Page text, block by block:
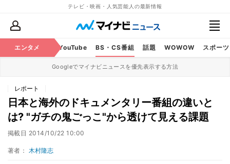
テレビ・映画・人気芸能人の最新情報
エンタメ
ラジオ 映画 YouTube BS・CS番組 話題 WOWOW スポーツ
Googleでマイナビニュースを優先表示する方法
レポート
日本と海外のドキュメンタリー番組の違いと
は? "ガチの鬼ごっこ"から透けて見える課題
掲載日 2014/10/22 10:00
著者： 木村隆志